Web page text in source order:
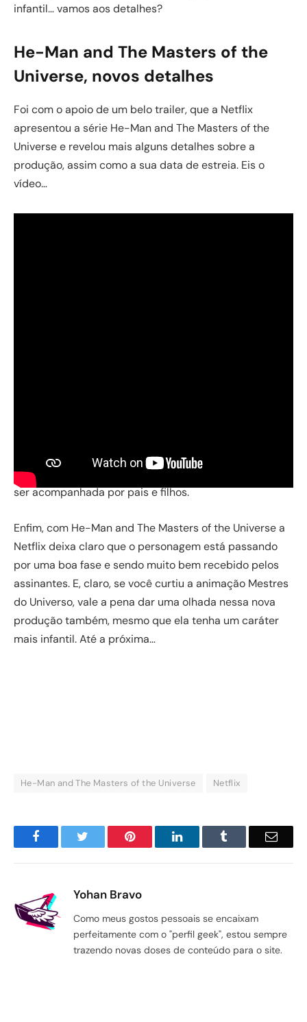
infantil… vamos aos detalhes?
He-Man and The Masters of the
Universe, novos detalhes
Foi com o apoio de um belo trailer, que a Netflix
apresentou a série He-Man and The Masters of the
Universe e revelou mais alguns detalhes sobre a
produção, assim como a sua data de estreia. Eis o
vídeo…
de reboot da clássica animação da década de 1980.
Em outras palavras, teremos aqui uma bela opção para
ser acompanhada por pais e filhos.
Enfim, com He-Man and The Masters of the Universe a
Netflix deixa claro que o personagem está passando
por uma boa fase e sendo muito bem recebido pelos
assinantes. E, claro, se você curtiu a animação Mestres
do Universo, vale a pena dar uma olhada nessa nova
produção também, mesmo que ela tenha um caráter
mais infantil. Até a próxima…
He-Man and The Masters of the Universe Netflix
Facebook Pinterest LinkedIn Email
Yohan Bravo
Como meus gostos pessoais se encaixam
perfeitamente com o "perfil geek", estou sempre
trazendo novas doses de conteúdo para o site.